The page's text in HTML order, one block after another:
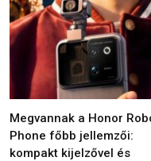
Megvannak a Honor
Phone főbb jellemzői:
kompakt kijelzővel és